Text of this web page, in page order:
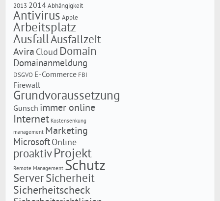
2013 2014 Abhängigkeit
Antivirus Apple
Arbeitsplatz
AusfallAusfallzeit
Avira Cloud Domain
Domainanmeldung
DSGVO E-Commerce FBI
Firewall
Grundvoraussetzung
Gunsch immer online
Internet Kostensenkung
management Marketing
Microsoft Online
proaktivProjekt
Remote Management Schutz
ServerSicherheit
Sicherheitscheck